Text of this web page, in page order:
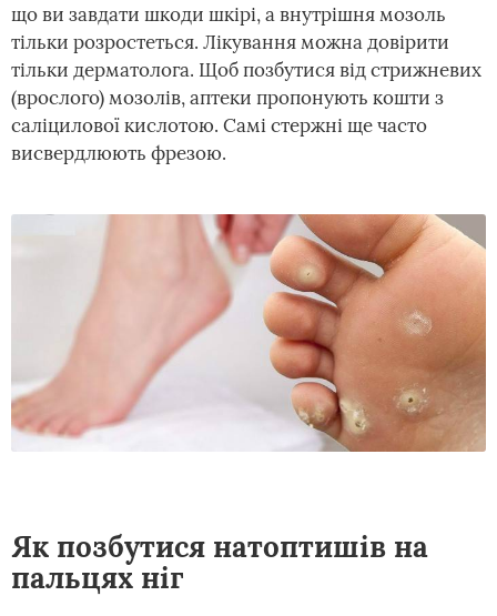
що ви завдати шкоди шкірі, а внутрішня мозоль
тільки розростеться. Лікування можна довірити
тільки дерматолога. Щоб позбутися від стрижневих
(врослого) мозолів, аптеки пропонують кошти з
саліцилової кислотою. Самі стержні ще часто
висвердлюють фрезою.
Як позбутися натоптишів на
пальцях ніг